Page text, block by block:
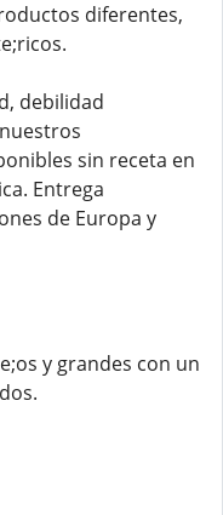
diferentes,
debilidad
sin receta en
Entrega
de Europa y
y grandes con un